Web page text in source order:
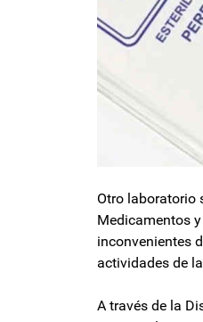
Otro laboratorio
Medicamentos
inconvenientes
actividades de la
A través de la